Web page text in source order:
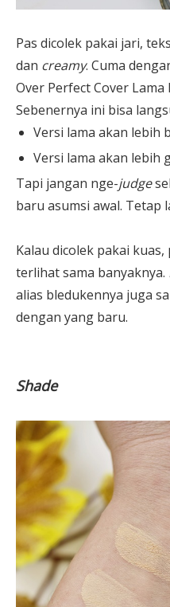
Pas dicolek pakai jari,
dan creamy. Cuma
Over Perfect Cover
Sebenernya ini bisa
Versi lama akan lebih
Versi lama akan lebih
Tapi jangan nge-judge
baru asumsi awal. Tetap
Kalau dicolek pakai
terlihat sama banyaknya.
alias bledukennya juga
dengan yang baru.
Shade